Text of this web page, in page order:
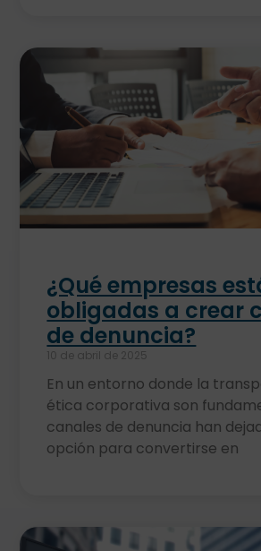
¿Qué empresas
obligadas a crear
de denuncia?
10 de abril de 2025
En un entorno donde la
ética corporativa son
canales de denuncia han
opción para convertirse en